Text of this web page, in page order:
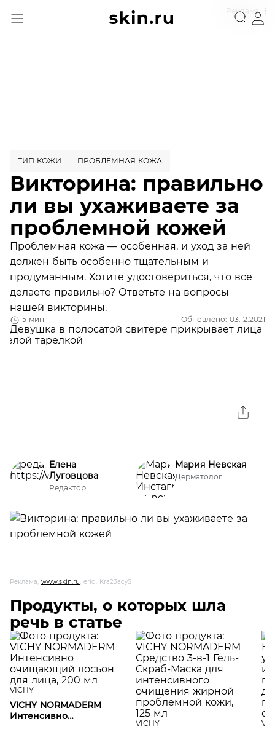
Реклама
5 мин Обновлено: 03.12.2021
ТИП КОЖИ ПРОБЛЕМНАЯ КОЖА
Викторина: правильно
ли вы ухаживаете за
проблемной кожей
Проблемная кожа — особенная, и уход за ней
должен быть особенно тщательным и
продуманным. Хотите удостовериться, что все
делаете правильно? Ответьте на вопросы
нашей викторины.
Елена
Луговцова
Редактор
Мария Невская
Дерматолог
Реклама, www.skin.ru, erid: Kra23acyS
Продукты, о которых шла
речь в статье
VICHY
VICHY NORMADERM
Интенсивно
VICHY